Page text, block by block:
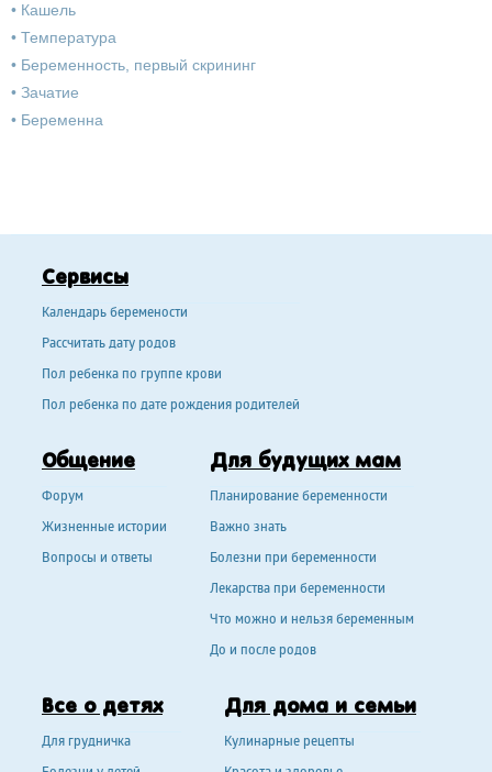
• Кашель
• Температура
• Беременность, первый скрининг
• Зачатие
• Беременна
Сервисы
Календарь беремености
Рассчитать дату родов
Пол ребенка по группе крови
Пол ребенка по дате рождения родителей
Общение
Форум
Жизненные истории
Вопросы и ответы
Для будущих мам
Планирование беременности
Важно знать
Болезни при беременности
Лекарства при беременности
Что можно и нельзя беременным
До и после родов
Все о детях
Для грудничка
Для дома и семьи
Кулинарные рецепты